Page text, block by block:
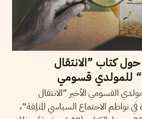
كتاب ”الانتقال
للمولدي قسومي
القسومي الأخير ”الانتقال
في نواظم الاجتماع السياسي المتلِفة“،